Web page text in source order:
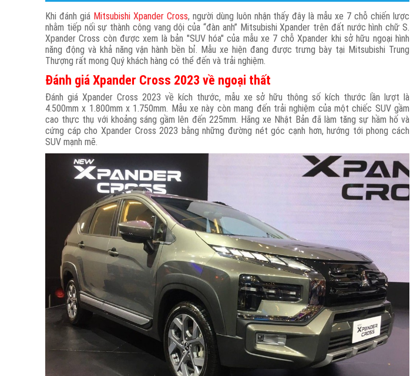
Khi đánh giá Mitsubishi Xpander Cross, người dùng luôn nhận thấy đây là mẫu xe 7 chỗ chiến lược
nhằm tiếp nối sự thành công vang dội của “đàn anh” Mitsubishi Xpander trên đất nước hình chữ S.
Xpander Cross còn được xem là bản "SUV hóa" của mẫu xe 7 chỗ Xpander khi sở hữu ngoại hình
năng động và khả năng vận hành bền bỉ. Mẫu xe hiện đang được trưng bày tại Mitsubishi Trung
Thượng rất mong Quý khách hàng có thể đến và trải nghiệm.
Đánh giá Xpander Cross 2023 về ngoại thất
Đánh giá Xpander Cross 2023 về kích thước, mẫu xe sở hữu thông số kích thước lần lượt là
4.500mm x 1.800mm x 1.750mm. Mẫu xe này còn mang đến trải nghiệm của một chiếc SUV gầm
cao thực thụ với khoảng sáng gầm lên đến 225mm. Hãng xe Nhật Bản đã làm tăng sự hầm hố và
cứng cáp cho Xpander Cross 2023 bằng những đường nét góc cạnh hơn, hướng tới phong cách
SUV mạnh mẽ.